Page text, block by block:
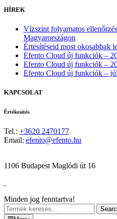
HÍREK
Vízszint folyamatos
Magyarországon
Értesítéseid most okosabbak
Efento Cloud új funkciók –
Efento Cloud új funkciók –
Efento Cloud új funkciók –
KAPCSOLAT
Értékesítés
Tel.: +3620 2470177
Email: efento@efento.hu
1106 Budapest Maglódi út 16
Minden jog fenntartva!